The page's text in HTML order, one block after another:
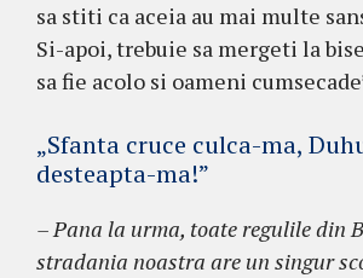
sa stiti ca aceia au mai multe
Si-apoi, trebuie sa mergeti la
sa fie acolo si oameni
„Sfanta cruce culca-ma,
desteapta-ma!”
– Pana la urma, toate regulile din
stradania noastra are un singur